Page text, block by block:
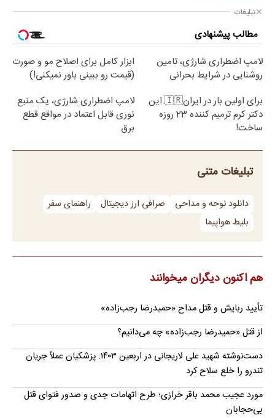
تبلیغات
مطالب پیشنهادی
لامپ اضطراری شارژی، تامین
روشنایی در شرایط بحرانی
ابزار کامل برای اصلاح مو و صورت
(قیمت رو ببینی باور نمیکنی!)
برای اولین بار در ایران🇮🇷 این
دکتر کرم ترمیم کننده 23 روزه
ساخت!
لامپ اضطراری شارژی، یک منبع
نوری قابل اعتماد در مواقع قطع
برق
تبلیغات متنی
دانلود نوحه و مداحی صرافی ارز دیجیتال
راهنمای سفر
بلیط هواپیما
هم اکنون دیگران میخوانند
تأیید ربایش و قتل مداح «حمیدرضا رجب‌زاده»
از قتل «حمیدرضا رجب‌زاده» چه می‌دانیم؟
دست‌نوشته شهید علی لاریجانی در اربعین ۱۴۰۳: پزشکیان عملاً جریان
تندرو را خلع سلاح کرد
مورد عجیب محمد باقر خرازی؛ طرح اتهامات جدی و صدور فتوای قتل
بی‌حجابان